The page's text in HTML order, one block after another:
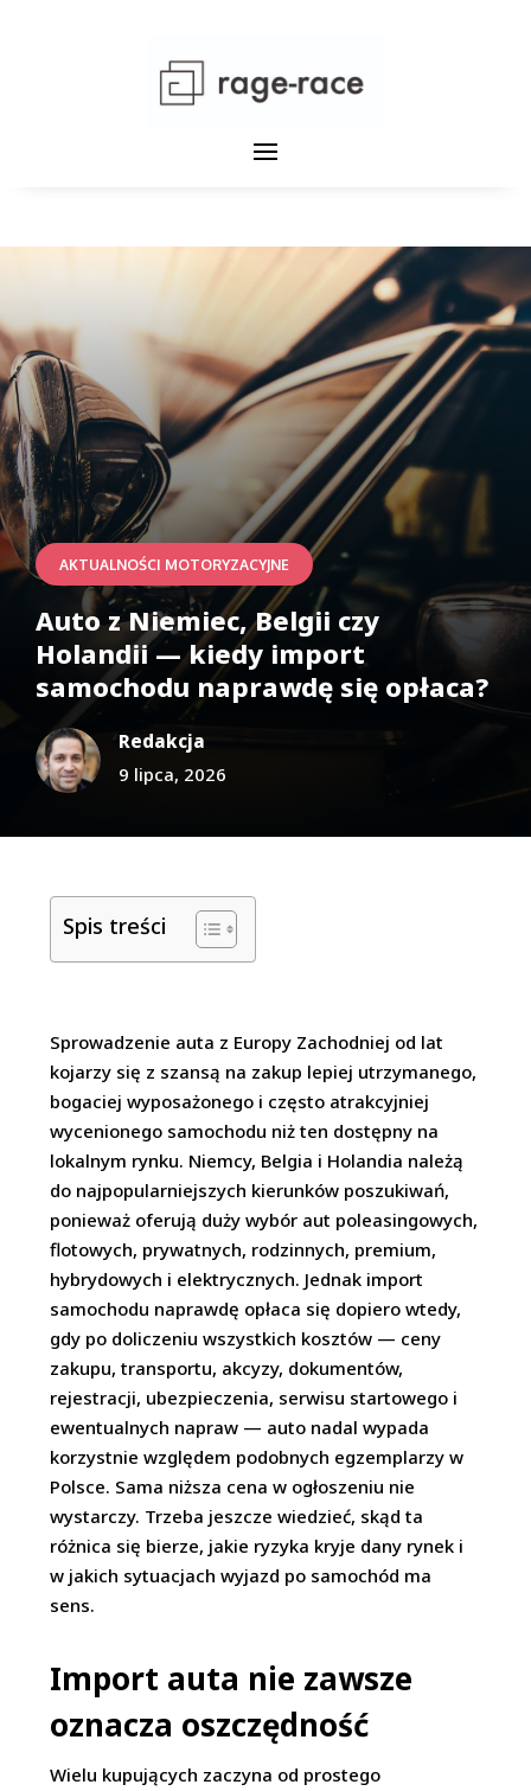
AKTUALNOŚCI MOTORYZACYJNE
Auto z Niemiec, Belgii czy
Holandii — kiedy import
samochodu naprawdę się opłaca?
Redakcja
9 lipca, 2026
Spis treści
Sprowadzenie auta z Europy Zachodniej od lat
kojarzy się z szansą na zakup lepiej utrzymanego,
bogaciej wyposażonego i często atrakcyjniej
wycenionego samochodu niż ten dostępny na
lokalnym rynku. Niemcy, Belgia i Holandia należą
do najpopularniejszych kierunków poszukiwań,
ponieważ oferują duży wybór aut poleasingowych,
flotowych, prywatnych, rodzinnych, premium,
hybrydowych i elektrycznych. Jednak import
samochodu naprawdę opłaca się dopiero wtedy,
gdy po doliczeniu wszystkich kosztów — ceny
zakupu, transportu, akcyzy, dokumentów,
rejestracji, ubezpieczenia, serwisu startowego i
ewentualnych napraw — auto nadal wypada
korzystnie względem podobnych egzemplarzy w
Polsce. Sama niższa cena w ogłoszeniu nie
wystarczy. Trzeba jeszcze wiedzieć, skąd ta
różnica się bierze, jakie ryzyka kryje dany rynek i
w jakich sytuacjach wyjazd po samochód ma
sens.
Import auta nie zawsze
oznacza oszczędność
Wielu kupujących zaczyna od prostego